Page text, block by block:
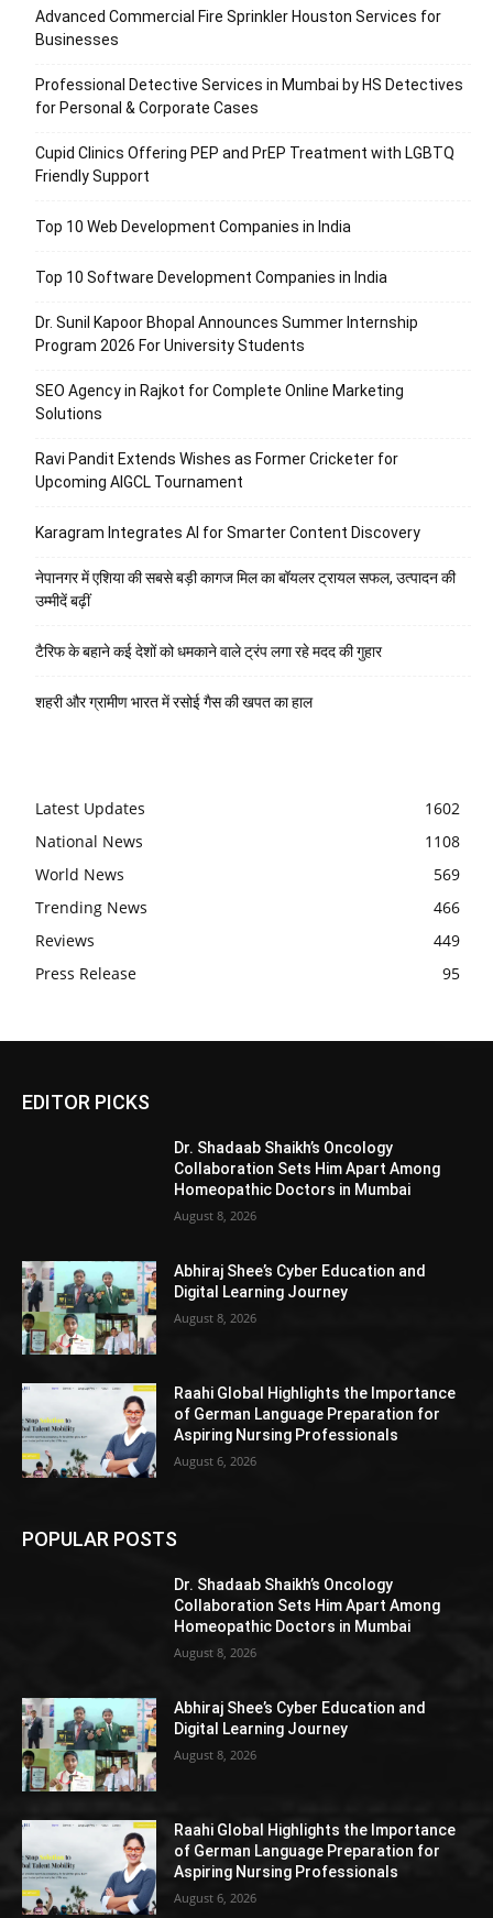
Advanced Commercial Fire Sprinkler Houston Services for
Businesses
Professional Detective Services in Mumbai by HS Detectives
for Personal & Corporate Cases
Cupid Clinics Offering PEP and PrEP Treatment with LGBTQ
Friendly Support
Top 10 Web Development Companies in India
Top 10 Software Development Companies in India
Dr. Sunil Kapoor Bhopal Announces Summer Internship
Program 2026 For University Students
SEO Agency in Rajkot for Complete Online Marketing
Solutions
Ravi Pandit Extends Wishes as Former Cricketer for
Upcoming AIGCL Tournament
Karagram Integrates AI for Smarter Content Discovery
नेपानगर में एशिया की सबसे बड़ी कागज मिल का बॉयलर ट्रायल सफल, उत्पादन की
उम्मीदें बढ़ीं
टैरिफ के बहाने कई देशों को धमकाने वाले ट्रंप लगा रहे मदद की गुहार
शहरी और ग्रामीण भारत में रसोई गैस की खपत का हाल
Latest Updates
1602
National News
1108
World News
569
Trending News
466
Reviews
449
Press Release
95
EDITOR PICKS
Dr. Shadaab Shaikh’s Oncology
Collaboration Sets Him Apart Among
Homeopathic Doctors in Mumbai
August 8, 2026
Abhiraj Shee’s Cyber Education and
Digital Learning Journey
August 8, 2026
Raahi Global Highlights the Importance
of German Language Preparation for
Aspiring Nursing Professionals
August 6, 2026
POPULAR POSTS
Dr. Shadaab Shaikh’s Oncology
Collaboration Sets Him Apart Among
Homeopathic Doctors in Mumbai
August 8, 2026
Abhiraj Shee’s Cyber Education and
Digital Learning Journey
August 8, 2026
Raahi Global Highlights the Importance
of German Language Preparation for
Aspiring Nursing Professionals
August 6, 2026